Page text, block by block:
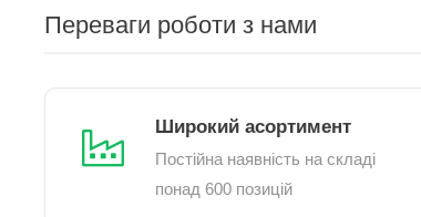
Переваги роботи з нами
Широкий асортимент
Постійна наявність на складі
понад 600 позицій